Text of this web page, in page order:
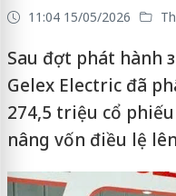
11:04 15/05/2026
Sau đợt phát hành
Gelex Electric đã
274,5 triệu cổ
nâng vốn điều lệ